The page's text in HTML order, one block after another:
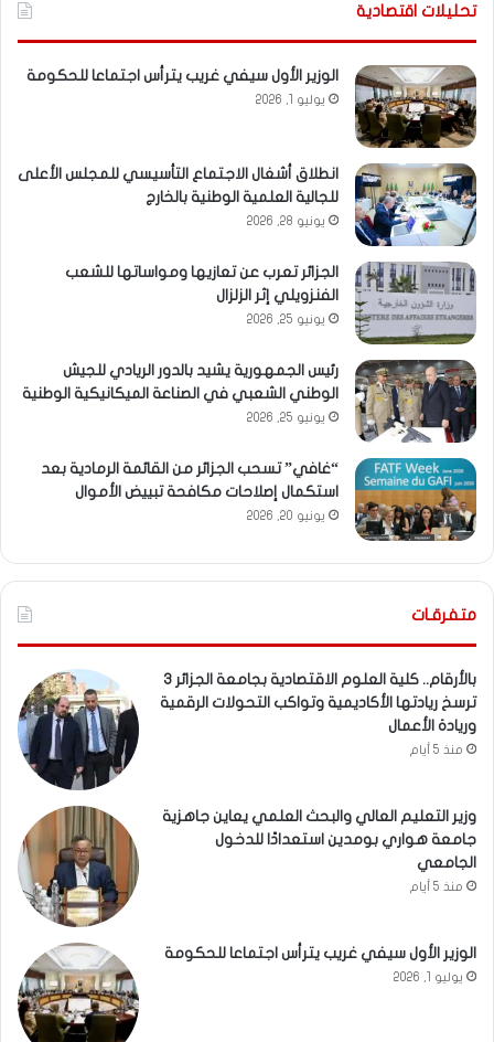
تحليلات اقتصادية
الوزير الأول سيفي غريب يترأس اجتماعا للحكومة
يوليو 1, 2026
انطلاق أشغال الاجتماع التأسيسي للمجلس الأعلى
للجالية العلمية الوطنية بالخارج
يونيو 28, 2026
الجزائر تعرب عن تعازيها ومواساتها للشعب
الفنزويلي إثر الزلزال
يونيو 25, 2026
رئيس الجمهورية يشيد بالدور الريادي للجيش
الوطني الشعبي في الصناعة الميكانيكية الوطنية
يونيو 25, 2026
“غافي” تسحب الجزائر من القائمة الرمادية بعد
استكمال إصلاحات مكافحة تبييض الأموال
يونيو 20, 2026
متفرقـات
بالأرقام.. كلية العلوم الاقتصادية بجامعة الجزائر 3
ترسخ ريادتها الأكاديمية وتواكب التحولات الرقمية
وريادة الأعمال
منذ 5 أيام
وزير التعليم العالي والبحث العلمي يعاين جاهزية
جامعة هواري بومدين استعدادًا للدخول
الجامعي
منذ 5 أيام
الوزير الأول سيفي غريب يترأس اجتماعا للحكومة
يوليو 1, 2026